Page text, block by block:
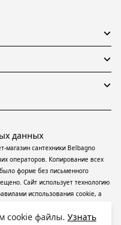
сантехники Belbagno
операторов. Копирование всех
форме без письменного
Сайт использует технологию
использования cookie, а
(информационные
данных
cookie файлы. Узнать